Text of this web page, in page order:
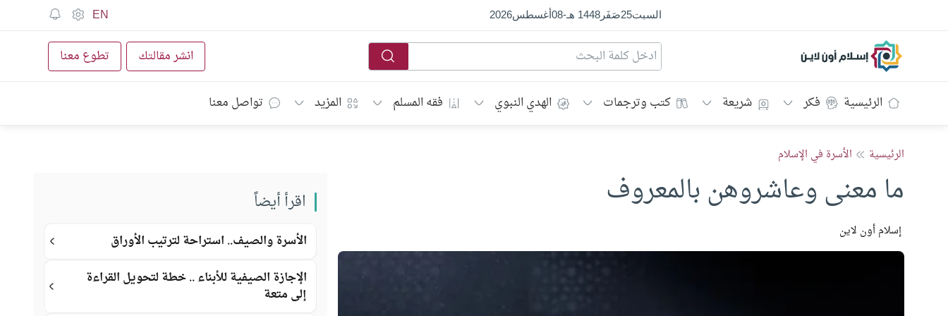
السبت25صَفَر1448 هـ -
08أغسطس2026
EN
إسلام أون لاين انشر مقالتك تطوع معنا
الرئيسية فكر شريعة كتب وترجمات الهدي النبوي فقه المسلم المزيد تواصل معنا
الرئيسية الأسرة في الإسلام
ما معنى وعاشروهن بالمعروف
إسلام أون لاين
اقرأ أيضاً
الأسرة والصيف.. استراحة لترتيب الأوراق
الإجازة الصيفية للأبناء .. خطة لتحويل القراءة
إلى متعة